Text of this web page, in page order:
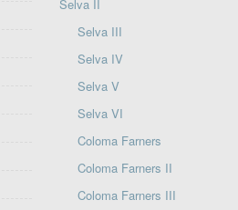
Selva II
Selva III
Selva IV
Selva V
Selva VI
Coloma Farners
Coloma Farners II
Coloma Farners III